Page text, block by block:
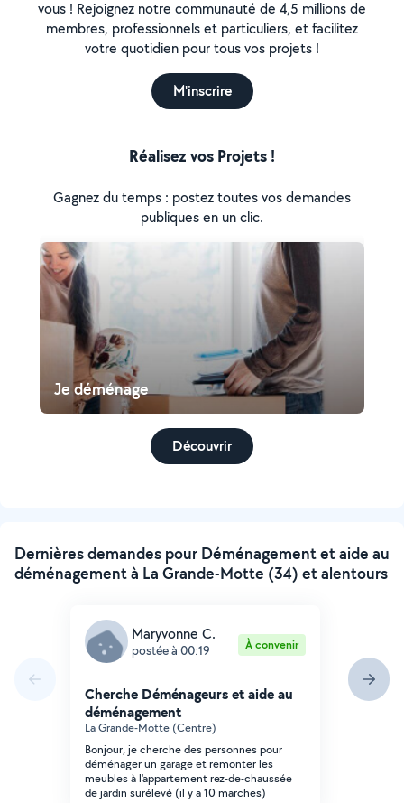
vous ! Rejoignez notre communauté de 4,5 millions de
membres, professionnels et particuliers, et facilitez
votre quotidien pour tous vos projets !
M'inscrire
Réalisez vos Projets !
Gagnez du temps : postez toutes vos demandes
publiques en un clic.
Je déménage
Découvrir
Dernières demandes pour Déménagement et aide au
déménagement à La Grande-Motte (34) et alentours
Maryvonne C.
postée à 00:19 À convenir
Cherche Déménageurs et aide au
déménagement
La Grande-Motte (Centre)
Bonjour, je cherche des personnes pour
déménager un garage et remonter les
meubles à l'appartement rez-de-chaussée
de jardin surélevé (il y a 10 marches)